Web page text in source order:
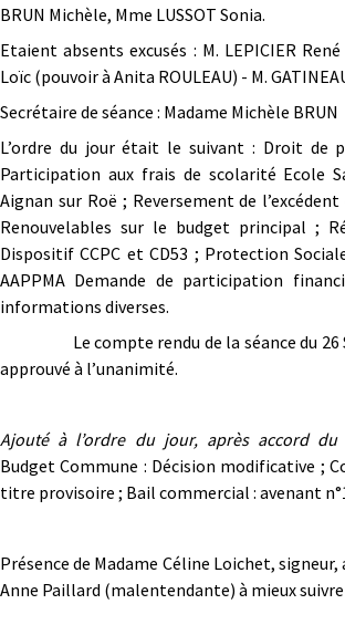
BRUN Michèle, Mme LUSSOT Sonia.
Etaient absents excusés : M. LEPICIER
Loïc (pouvoir à Anita ROULEAU) - M.
Secrétaire de séance : Madame Michèle BRUN
L’ordre du jour était le suivant : Droit de
Participation aux frais de scolarité Ecole
Aignan sur Roë ; Reversement de
Renouvelables sur le budget principal ;
Dispositif CCPC et CD53 ; Protection
AAPPMA Demande de participation
informations diverses.
Le compte rendu de la séance du 26
approuvé à l’unanimité.
Ajouté à l’ordre du jour, après accord du
Budget Commune : Décision modificative ;
titre provisoire ; Bail commercial : avenant
Présence de Madame Céline Loichet,
Anne Paillard (malentendante) à mieux suivre